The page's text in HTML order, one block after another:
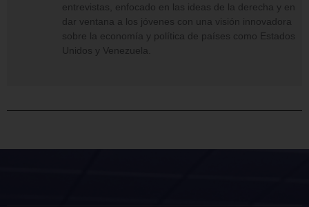
entrevistas, enfocado en las ideas de la derecha y en
dar ventana a los jóvenes con una visión innovadora
sobre la economía y política de países como Estados
Unidos y Venezuela.